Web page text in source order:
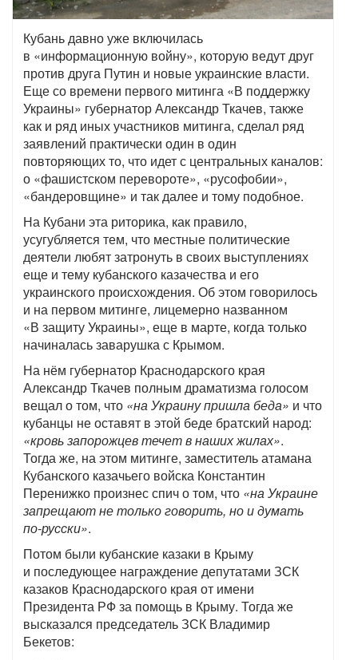
Кубань давно уже включилась
в «информационную войну», которую ведут друг
против друга Путин и новые украинские власти.
Еще со времени первого митинга «В поддержку
Украины» губернатор Александр Ткачев, также
как и ряд иных участников митинга, сделал ряд
заявлений практически один в один
повторяющих то, что идет с центральных каналов:
о «фашистском перевороте», «русофобии»,
«бандеровщине» и так далее и тому подобное.
На Кубани эта риторика, как правило,
усугубляется тем, что местные политические
деятели любят затронуть в своих выступлениях
еще и тему кубанского казачества и его
украинского происхождения. Об этом говорилось
и на первом митинге, лицемерно названном
«В защиту Украины», еще в марте, когда только
начиналась заварушка с Крымом.
На нём губернатор Краснодарского края
Александр Ткачев полным драматизма голосом
вещал о том, что «на Украину пришла беда» и что
кубанцы не оставят в этой беде братский народ:
«кровь запорожцев течет в наших жилах».
Тогда же, на этом митинге, заместитель атамана
Кубанского казачьего войска Константин
Перенижко произнес спич о том, что «на Украине
запрещают не только говорить, но и думать
по-русски».
Потом были кубанские казаки в Крыму
и последующее награждение депутатами ЗСК
казаков Краснодарского края от имени
Президента РФ за помощь в Крыму. Тогда же
высказался председатель ЗСК Владимир
Бекетов: